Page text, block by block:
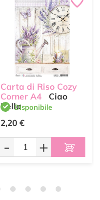
Carta di Riso Cozy
Corner A4
Ciao
BellaDisponibile
2,20 €
- +